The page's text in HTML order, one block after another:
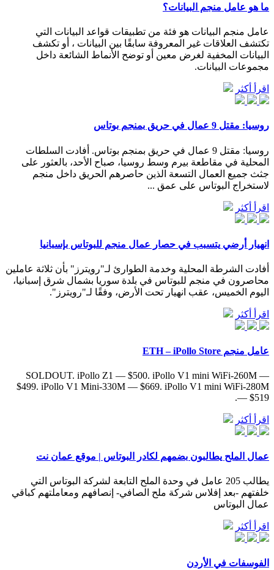
ما هو عامل منجم البيانات؟
عامل منجم البيانات هو فئة من تطبيقات قواعد البيانات التي
تكتشف العلاقات غير المعروفة سابقًا بين البيانات ، أو تكشف
البيانات المخفية لغرض معين أو توضح الأنماط الشائعة داخل
مجموعات البيانات.
اقرأ أكثر
روسيا: مقتل 9 عمال في حريق بمنجم بوتاس
روسيا: مقتل 9 عمال في حريق بمنجم بوتاس. أفادت السلطات
المحلية في مقاطعة بيرم وسط روسيا، صباح الأحد، بالعثور على
جثث جميع العمال التسعة الذين حاصرهم الحريق داخل منجم
لاستخراج البوتاس على عمق ...
اقرأ أكثر
انهيار أرضي يتسبب في حصار عمال منجم للبوتاس بإسبانيا
أفادت الشرطة المحلية وخدمة الطوارئ لـ"رويترز" بأن ثلاثة عاملين
محاصرون في منجم للبوتاس في بلدة سوريا بشمال شرق إسبانيا،
اليوم الخميس، عقب انهيار تحت الأرض، وفقًا لـ"رويترز".
اقرأ أكثر
عامل منجم ETH – iPollo Store
SOLDOUT. iPollo Z1 — $500. iPollo V1 mini WiFi-260M —
$499. iPollo V1 Mini-330M — $669. iPollo V1 mini WiFi-280M
— $519.
اقرأ أكثر
عمال الملح يطالبون بضمهم لكادر البوتاس | موقع عمان نت
يطالب 205 عامل في وحدة الملح التابعة لشركة البوتاس التي
خلفتهم -بعد إفلاس شركة ملح الصافي- إنصافهم ومعاملتهم كباقي
عمال البوتاس
اقرأ أكثر
الفوسفات في الأردن